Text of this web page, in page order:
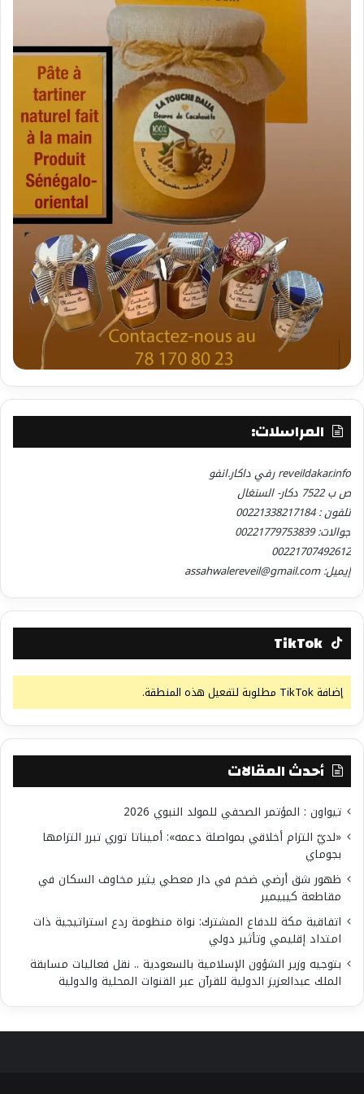
شارك هذا الموضوع:
فيس بوك
معجب بهذه:
المراسلات:
reveildakar.info رفي داكار.انفو
ص ب 7522 دكار- السنغال
تلفون : 00221338217184
جوالات: 00221779753839
00221707492612
إيميل: assahwalereveil@gmail.com
TikTok
إضافة TikTok مطلوبة لتفعيل هذه المنطقة.
أحدث المقالات
تيواون : المؤتمر الصحفي للمولد النبوي 2026
«لديّ التزام أخلاقي بمواصلة دعمه»: أميناتا توري تبرر التزامها
بجوماي
ظهور شق أرضي ضخم في دار معطي يثير مخاوف السكان في
مقاطعة كيبيمير
اتفاقية مكة للدفاع المشترك: نواة منظومة ردع استراتيجية ذات
امتداد إقليمي وتأثير دولي
بتوجيه وزير الشؤون الإسلامية بالسعودية .. نقل فعاليات مسابقة
الملك عبدالعزيز الدولية للقرآن عبر القنوات المحلية والدولية